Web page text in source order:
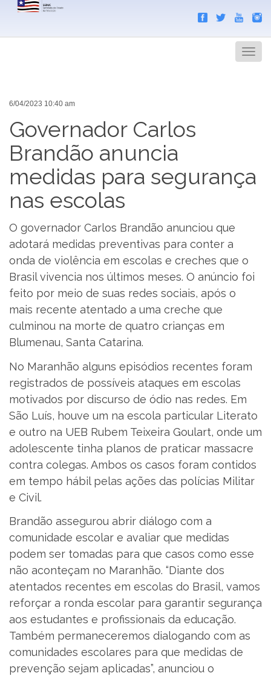
Menu
6/04/2023 10:40 am
Governador Carlos
Brandão anuncia
medidas para segurança
nas escolas
O governador Carlos Brandão anunciou que
adotará medidas preventivas para conter a
onda de violência em escolas e creches que o
Brasil vivencia nos últimos meses. O anúncio foi
feito por meio de suas redes sociais, após o
mais recente atentado a uma creche que
culminou na morte de quatro crianças em
Blumenau, Santa Catarina.
No Maranhão alguns episódios recentes foram
registrados de possíveis ataques em escolas
motivados por discurso de ódio nas redes. Em
São Luís, houve um na escola particular Literato
e outro na UEB Rubem Teixeira Goulart, onde um
adolescente tinha planos de praticar massacre
contra colegas. Ambos os casos foram contidos
em tempo hábil pelas ações das polícias Militar
e Civil.
Brandão assegurou abrir diálogo com a
comunidade escolar e avaliar que medidas
podem ser tomadas para que casos como esse
não aconteçam no Maranhão. “Diante dos
atentados recentes em escolas do Brasil, vamos
reforçar a ronda escolar para garantir segurança
aos estudantes e profissionais da educação.
Também permaneceremos dialogando com as
comunidades escolares para que medidas de
prevenção sejam aplicadas”, anunciou o